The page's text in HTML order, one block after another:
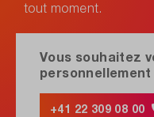
tout moment.
Vous souhaitez
+41 22 309 08 00